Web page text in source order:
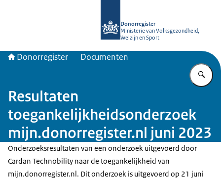
Donorregister
Ministerie van Volksgezondheid,
Welzijn en Sport
Donorregister Documenten
Resultaten
toegankelijkheidsonderzoek
mijn.donorregister.nl juni 2023
Onderzoeksresultaten van een onderzoek uitgevoerd door
Cardan Technobility naar de toegankelijkheid van
mijn.donorregister.nl. Dit onderzoek is uitgevoerd op 21 juni